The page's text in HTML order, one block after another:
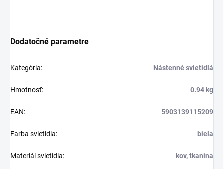
Dodatočné parametre
Kategória: Nástenné svietidlá
Hmotnosť: 0.94 kg
EAN: 5903139115209
Farba svietidla: biela
Materiál svietidla: kov,tkanina